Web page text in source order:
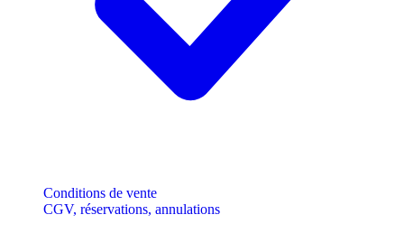
Conditions de vente
CGV, réservations, annulations